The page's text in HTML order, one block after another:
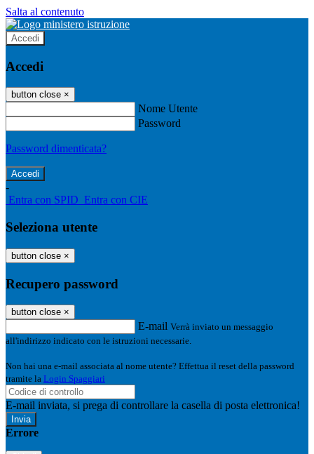
Salta al contenuto
Accedi
Accedi
button close ×
Nome Utente
Password
Password dimenticata?
-
Entra con SPID Entra con CIE
Seleziona utente
button close ×
Recupero password
button close ×
E-mail Verrà inviato un messaggio
all'indirizzo indicato con le istruzioni necessarie.
Non hai una e-mail associata al nome utente? Effettua il reset della password
tramite la Login Spaggiari
E-mail inviata, si prega di controllare la casella di posta elettronica!
Errore